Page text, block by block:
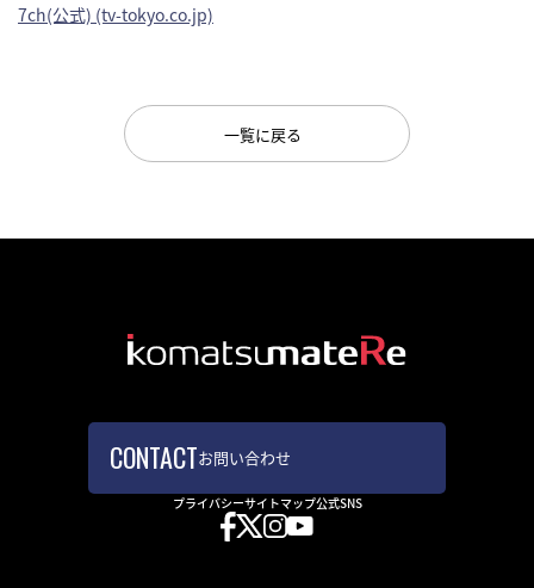
オンラインストア まてーれ 金沢 ひがし茶屋街
採用情報
お問い合わせ
7ch(公式) (tv-tokyo.co.jp)
一覧に戻る
お問い合わせ
プライバシーサイトマップ公式SNS